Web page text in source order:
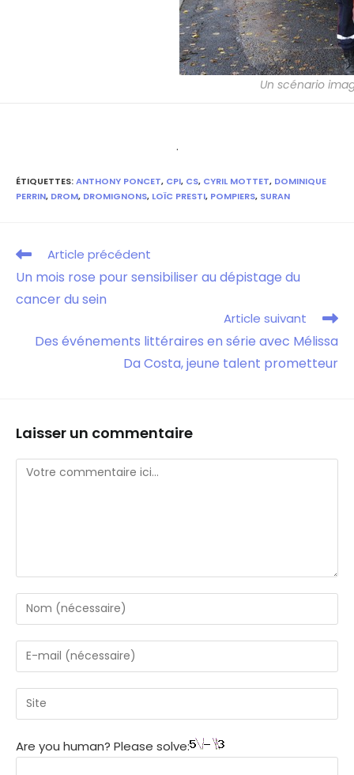
Un scénario
.
ÉTIQUETTES:ANTHONY PONCET, CPI, CS, CYRIL MOTTET, DOMINIQUE
PERRIN, DROM, DROMIGNONS, LOÏC PRESTI, POMPIERS, SURAN
Article précédent
Un mois rose pour sensibiliser au dépistage du
cancer du sein
Article suivant
Des événements littéraires en série avec Mélissa
Da Costa, jeune talent prometteur
Laisser un commentaire
Are you human? Please solve: